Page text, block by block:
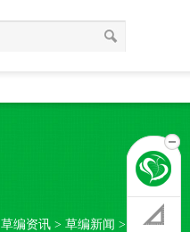
稻夫草编制品厂
草编资讯 > 草编新闻 >